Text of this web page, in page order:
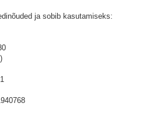
ja sobib kasutamiseks: